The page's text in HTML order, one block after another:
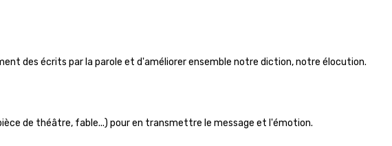
des écrits par la parole et d'améliorer ensemble notre diction, notre élocution.
de théâtre, fable...) pour en transmettre le message et l'émotion.